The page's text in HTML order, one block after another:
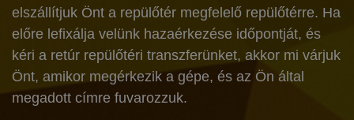
elszállítjuk Önt a repülőtér megfelelő repülőtérre. Ha
előre lefixálja velünk hazaérkezése időpontját, és
kéri a retúr repülőtéri transzferünket, akkor mi várjuk
Önt, amikor megérkezik a gépe, és az Ön által
megadott címre fuvarozzuk.